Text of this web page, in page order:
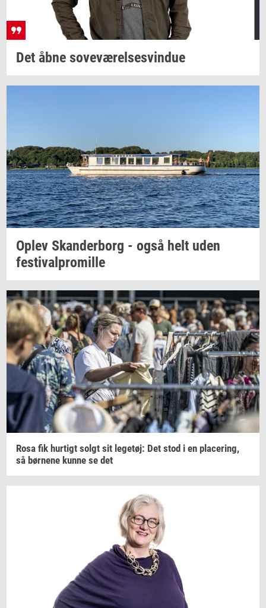
Det åbne sove­væ­rel­ses­vin­due
Oplev Skan­der­borg - også helt uden
festi­val­pro­mil­le
Rosa fik hur­tigt solgt sit le­ge­tøj: Det stod i en pla­ce­ring,
så bør­ne­ne kunne se det